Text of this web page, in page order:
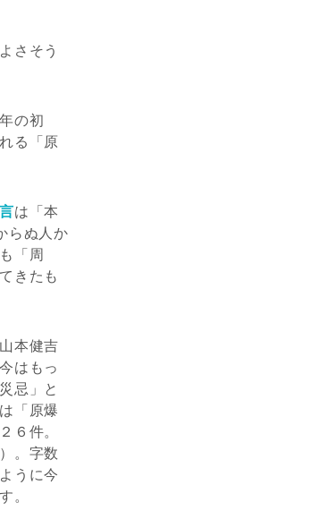
さそう
の初
る「原
は「本
らぬ人か
「周
きたも
本健吉
はもっ
忌」と
「原爆
６件。
。字数
うに今
。